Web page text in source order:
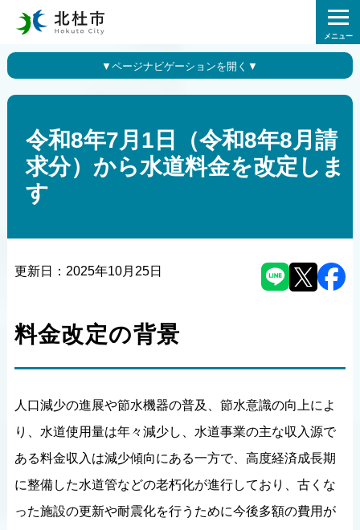
メニュー
令和8年7月1日（令和8年8月請
求分）から水道料金を改定しま
す
更新日： 2025年10月25日
料金改定の背景
人口減少の進展や節水機器の普及、節水意識の向上によ
り、水道使用量は年々減少し、水道事業の主な収入源で
ある料金収入は減少傾向にある一方で、高度経済成長期
に整備した水道管などの老朽化が進行しており、古くな
った施設の更新や耐震化を行うために今後多額の費用が